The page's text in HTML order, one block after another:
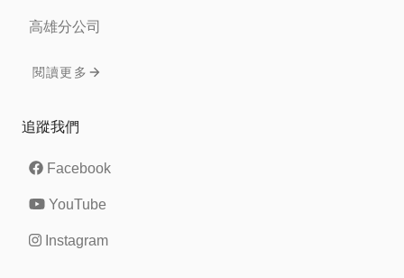
高雄分公司
閱讀更多
追蹤我們
Facebook
YouTube
Instagram